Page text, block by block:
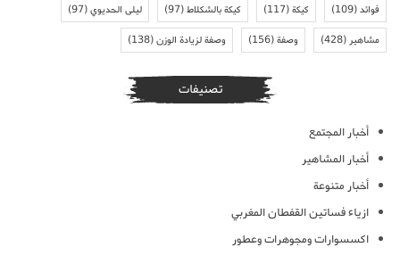
فوائد(109) كيكة(117) كيكة بالشكلاط(97) ليلى الحديوي(97)
مشاهير(428) وصفة(156) وصفة لزيادة الوزن(138)
تصنيفات
أخبار المجتمع
أخبار المشاهير
أخبار متنوعة
ازياء فساتين القفطان المغربي
اكسسوارات ومجوهرات وعطور